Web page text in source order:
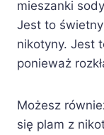
mieszanki
Jest to
nikotyny. Jest
ponieważ
Możesz
się plam z